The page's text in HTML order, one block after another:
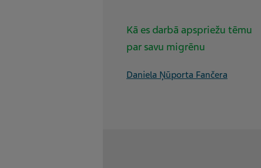
Kā es darbā apspriežu tēmu
par savu migrēnu
Daniela Ņūporta Fančera